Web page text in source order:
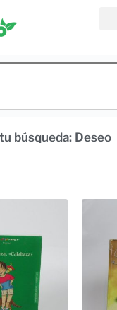
búsqueda: Deseo